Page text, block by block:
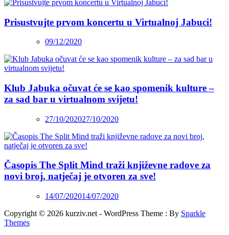
Prisustvujte prvom koncertu u Virtualnoj Jabuci!
09/12/2020
Klub Jabuka očuvat će se kao spomenik kulture –
za sad bar u virtualnom svijetu!
27/10/202027/10/2020
Časopis The Split Mind traži književne radove za
novi broj, natječaj je otvoren za sve!
14/07/202014/07/2020
Copyright © 2026 kurziv.net - WordPress Theme : By Sparkle
Themes